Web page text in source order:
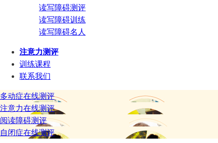
读写障碍测评
读写障碍训练
读写障碍名人
注意力测评
训练课程
联系我们
多动症在线测评
注意力在线测评
阅读障碍测评
自闭症在线测评